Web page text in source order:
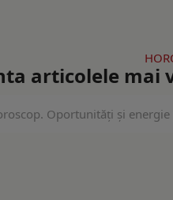
articolele mai
Oportunități și